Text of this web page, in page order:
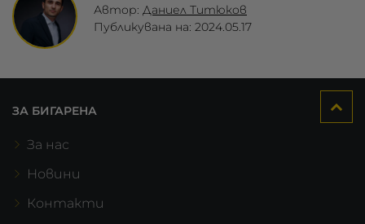
Автор: Даниел Титюков
Публикувана на: 2024.05.17
ЗА БИГАРЕНА
За нас
Новини
Контакти